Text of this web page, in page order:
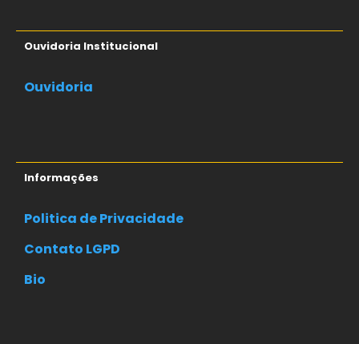
Ouvidoria Institucional
Ouvidoria
Informações
Politica de Privacidade
Contato LGPD
Bio